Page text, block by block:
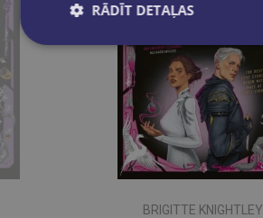
BRIGITTE KNIGHTLEY
RĀDĪT DETAĻAS